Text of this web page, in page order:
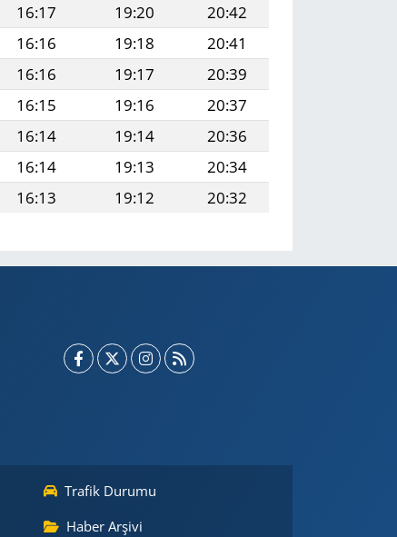
16:17 19:20
20:42
16:16 19:18
20:41
16:16 19:17
20:39
16:15 19:16
20:37
16:14 19:14
20:36
16:14 19:13
20:34
16:13 19:12 20:32
Trafik Durumu
Haber Arşivi